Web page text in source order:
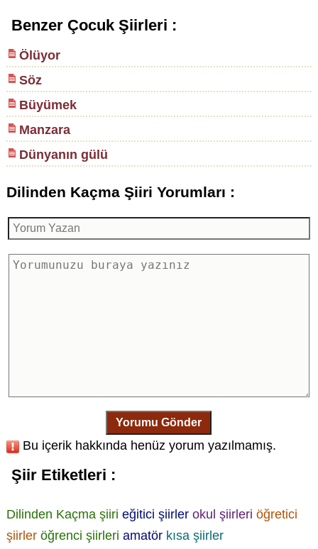
Benzer Çocuk Şiirleri :
Ölüyor
Söz
Büyümek
Manzara
Dünyanın gülü
Dilinden Kaçma Şiiri Yorumları :
Yorumu Gönder
Bu içerik hakkında henüz yorum yazılmamış.
Şiir Etiketleri :
Dilinden Kaçma şiiri eğitici şiirler okul şiirleri öğretici
şiirler öğrenci şiirleri amatör kısa şiirler